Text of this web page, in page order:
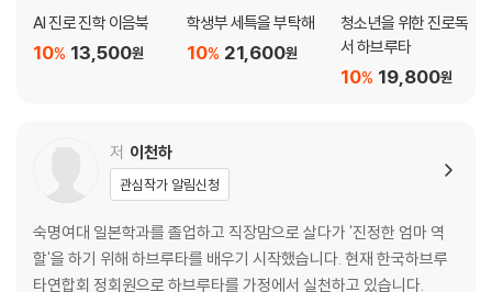
AI 진로 진학 이음북
13,500원
10%
학생부 세특을 부탁해
21,600원
10%
청소년을 위한 진로독
서 하브루타
19,800원
10%
저 이천하
관심작가 알림신청
숙명여대 일본학과를 졸업하고 직장맘으로 살다가 '진정한 엄마 역
할'을 하기 위해 하브루타를 배우기 시작했습니다. 현재 한국하브루
타연합회 정회원으로 하브루타를 가정에서 실천하고 있습니다.